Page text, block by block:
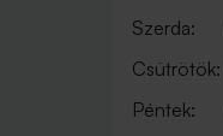
Szerda:
Csütrötök:
Péntek: